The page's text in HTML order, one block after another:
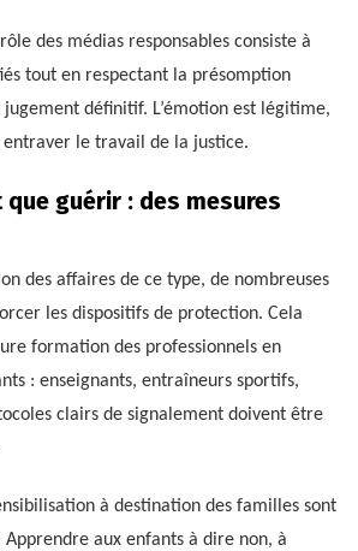
des médias responsables consiste à
tout en respectant la présomption
jugement définitif. L’émotion est légitime,
le travail de la justice.
guérir : des mesures
des affaires de ce type, de nombreuses
les dispositifs de protection. Cela
formation des professionnels en
: enseignants, entraîneurs sportifs,
clairs de signalement doivent être
à destination des familles sont
aux enfants à dire non, à